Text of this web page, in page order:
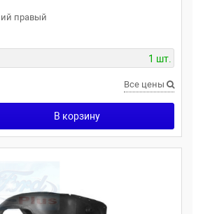
правый
1 шт.
Все цены
В корзину